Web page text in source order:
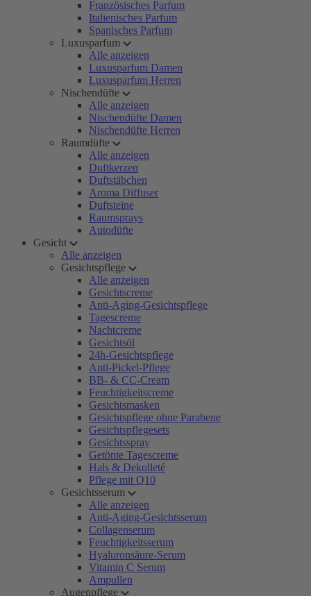
Französisches Parfum
Italienisches Parfum
Spanisches Parfum
Luxusparfum
Alle anzeigen
Luxusparfum Damen
Luxusparfum Herren
Nischendüfte
Alle anzeigen
Nischendüfte Damen
Nischendüfte Herren
Raumdüfte
Alle anzeigen
Duftkerzen
Duftstäbchen
Aroma Diffuser
Duftsteine
Raumsprays
Autodüfte
Gesicht
Alle anzeigen
Gesichtspflege
Alle anzeigen
Gesichtscreme
Anti-Aging-Gesichtspflege
Tagescreme
Nachtcreme
Gesichtsöl
24h-Gesichtspflege
Anti-Pickel-Pflege
BB- & CC-Cream
Feuchtigkeitscreme
Gesichtsmasken
Gesichtspflege ohne Parabene
Gesichtspflegesets
Gesichtsspray
Getönte Tagescreme
Hals & Dekolleté
Pflege mit Q10
Gesichtsserum
Alle anzeigen
Anti-Aging-Gesichtsserum
Collagenserum
Feuchtigkeitsserum
Hyaluronsäure-Serum
Vitamin C Serum
Ampullen
Augenpflege